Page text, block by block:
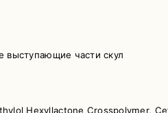
выступающие части скул
Hexyllactone Crosspolymer,